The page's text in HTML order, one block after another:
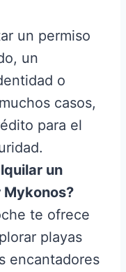
un permiso
un
o
casos,
para el
un
te ofrece
playas
encantadores